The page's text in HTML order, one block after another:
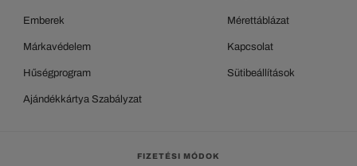
Emberek
Márkavédelem
Hűségprogram
Ajándékkártya Szabályzat
Mérettáblázat
Kapcsolat
Sütibeállítások
FIZETÉSI MÓDOK